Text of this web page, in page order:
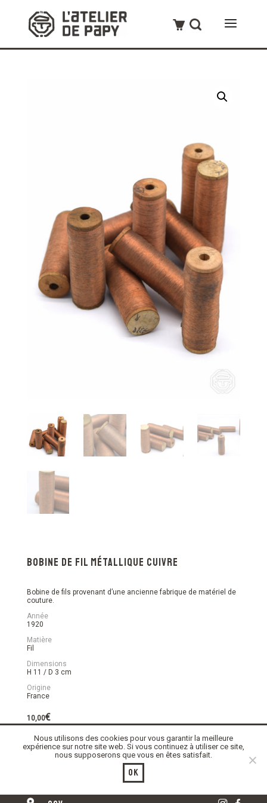
Bobine de fil métallique cuivre
Bobine de fils provenant d’une ancienne fabrique de matériel de
couture.
Année
1920
Matière
Fil
Dimensions
H 11 / D 3 cm
Origine
France
10,00€
En stock
fil
Ajouter au panier
Nous utilisons des cookies pour vous garantir la meilleure
expérience sur notre site web. Si vous continuez à utiliser ce site,
nous supposerons que vous en êtes satisfait.
Ok